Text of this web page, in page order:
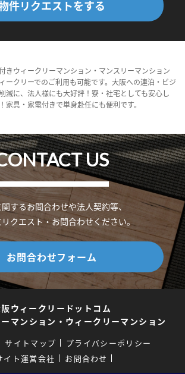
件リクエストをする
きウィークリーマンション・マンスリーマンション
ークリーでのご利用も可能です。大阪への連泊・ビジ
減に、法人様にも大好評！寮・社宅としても安心し
家具・家電付きで単身赴任にも便利です。
US
するお問合わせや法人契約等、
クエスト・お問合わせください。
お問合わせフォーム
ウィークリードットコム
マンション・ウィークリーマンション
サイトマップ
プライバシーポリシー
イト運営会社
お問合わせ